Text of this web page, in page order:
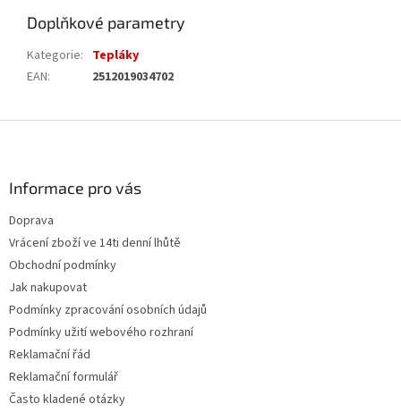
Doplňkové parametry
Kategorie: Tepláky
EAN: 2512019034702
Informace pro vás
Doprava
Vrácení zboží ve 14ti denní lhůtě
Obchodní podmínky
Jak nakupovat
Podmínky zpracování osobních údajů
Podmínky užití webového rozhraní
Reklamační řád
Reklamační formulář
Často kladené otázky